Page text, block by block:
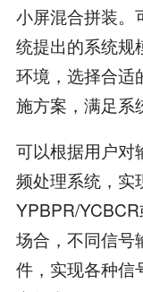
小屏混合拼装。
统提出的系统规
环境，选择合适
施方案，满足系
可以根据用户对
频处理系统，实
YPBPR/
场合，不同信号
件，实现各种信